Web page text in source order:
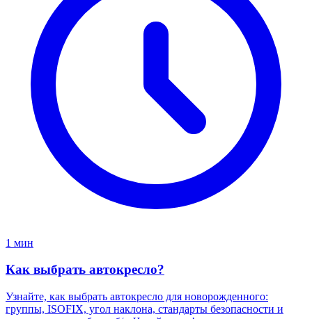
1 мин
Как выбрать автокресло?
Узнайте, как выбрать автокресло для новорожденного:
группы, ISOFIX, угол наклона, стандарты безопасности и